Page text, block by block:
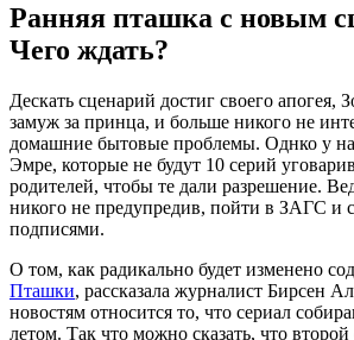
Ранняя пташка с новым
Чего ждать?
Дескать сценарий достиг своего апогея,
замуж за принца, и больше никого не
домашние бытовые проблемы. Однко у
Эмре, которые не будут 10 серий
родителей, чтобы те дали разрешение.
никого не предупредив, пойти в ЗАГС и
подписями.
О том, как радикально будет изменено
Пташки, рассказала журналист Бирсен
новостям относится то, что сериал
летом. Так что можно сказать, что второй